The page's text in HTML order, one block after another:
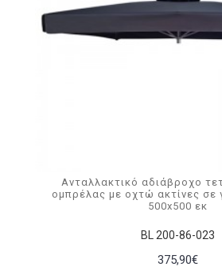
BL 200-86-023
Ανταλλακτικό αδιάβροχο
ομπρέλας με οχτώ ακτίνες σε
500x500 εκ
375,90€